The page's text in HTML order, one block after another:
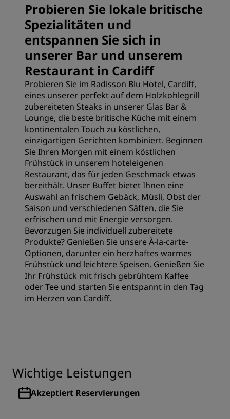
Probieren Sie lokale britische
Spezialitäten und
entspannen Sie sich in
unserer Bar und unserem
Restaurant in Cardiff
Probieren Sie im Radisson Blu Hotel, Cardiff,
eines unserer perfekt auf dem Holzkohlegrill
zubereiteten Steaks in unserer Glas Bar &
Lounge, die beste britische Küche mit einem
kontinentalen Touch zu köstlichen,
einzigartigen Gerichten kombiniert. Beginnen
Sie Ihren Morgen mit einem köstlichen
Frühstück in unserem hoteleigenen
Restaurant, das für jeden Geschmack etwas
bereithält. Unser Buffet bietet Ihnen eine
Auswahl an frischem Gebäck, Müsli, Obst der
Saison und verschiedenen Säften, die Sie
erfrischen und mit Energie versorgen.
Bevorzugen Sie individuell zubereitete
Produkte? Genießen Sie unsere À-la-carte-
Optionen, darunter ein herzhaftes warmes
Frühstück und leichtere Speisen. Genießen Sie
Ihr Frühstück mit frisch gebrühtem Kaffee
oder Tee und starten Sie entspannt in den Tag
im Herzen von Cardiff.
Wichtige Leistungen
Akzeptiert Reservierungen